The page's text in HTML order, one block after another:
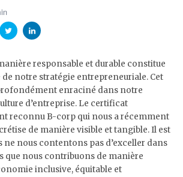
responsable et durable constitue
notre stratégie entrepreneuriale. Cet
enraciné dans notre
d’entreprise. Le certificat
reconnu B-corp qui nous a récemment
de manière visible et tangible. Il est
ne nous contentons pas d’exceller dans
que nous contribuons de manière
inclusive, équitable et